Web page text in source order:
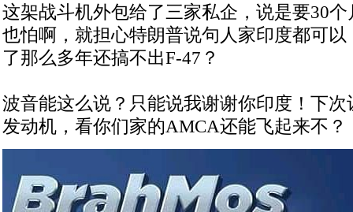
这架战斗机外包给了三家私企，说是要30
也怕啊，就担心特朗普说句人家印度都可
了那么多年还搞不出F-47？
波音能这么说？只能说我谢谢你印度！下次
发动机，看你们家的AMCA还能飞起来不？